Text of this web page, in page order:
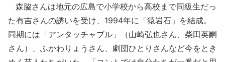
森脇さんは地元の広島で小学校から高校まで同級生だっ
た有吉さんの誘いを受け、1994年に「猿岩石」を結成。
同期には「アンタッチャブル」（山崎弘也さん、柴田英嗣
さん）、ふかわりょうさん、劇団ひとりさんなど今をとき